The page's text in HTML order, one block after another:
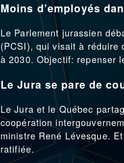
Moins d’employés
Le Parlement jurassien
(PCSI), qui visait à réduire
à 2030. Objectif: repenser
Le Jura se pare de
Le Jura et le Québec
coopération
ministre René Lévesque.
ratifiée.